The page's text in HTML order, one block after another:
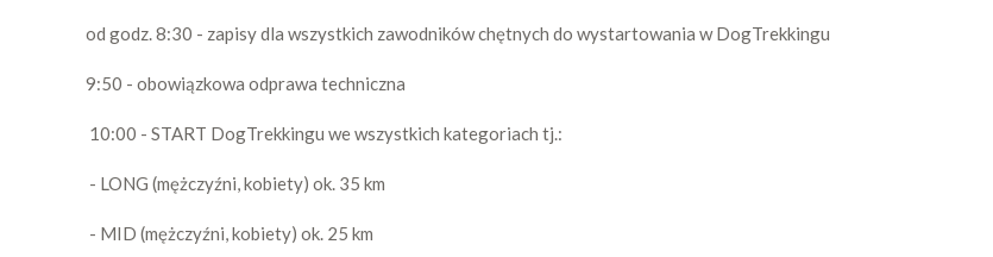
od godz. 8:30 - zapisy dla wszystkich zawodników chętnych do wystartowania w DogTrekkingu
9:50 - obowiązkowa odprawa techniczna
10:00 - START DogTrekkingu we wszystkich kategoriach tj.:
- LONG (mężczyźni, kobiety) ok. 35 km
- MID (mężczyźni, kobiety) ok. 25 km